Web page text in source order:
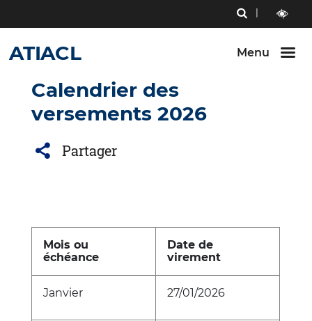
contenu
menu
bouton
et
Menu
RECHERCHE
ATIACL Menu
Calendrier des
versements 2026
Partager
Mois ou
échéance
Date de
virement
Janvier 27/01/2026